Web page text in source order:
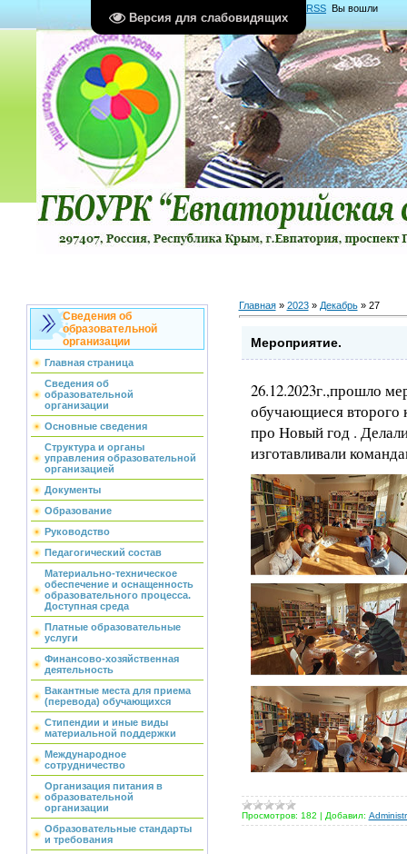
Версия для слабовидящих
RSS Вы вошли
какГость Группа "Гости"
Сведения об
образовательной
организации
Главная страница
Сведения об
образовательной
организации
Основные сведения
Структура и органы
управления образовательной
организацией
Документы
Образование
Руководство
Педагогический состав
Материально-техническое
обеспечение и оснащенность
образовательного процесса.
Доступная среда
Платные образовательные
услуги
Финансово-хозяйственная
деятельность
Вакантные места для приема
(перевода) обучающихся
Стипендии и иные виды
материальной поддержки
Международное
сотрудничество
Организация питания в
образовательной
организации
Образовательные стандарты
и требования
Главная» 2023 » Декабрь » 27
Мероприятие.
26.12.2023г.,прошло
обучающиеся второго
про Новый год .
изготавливали
Просмотров: 182 | Добавил: